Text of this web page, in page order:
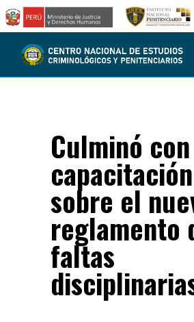
Culminó
capacitación
sobre el
reglamento
faltas